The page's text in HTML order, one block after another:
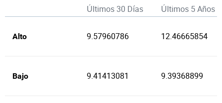
Últimos 30 Días Últimos 5 Años
Alto 9.57960786 12.46665854
Bajo 9.41413081 9.39368899